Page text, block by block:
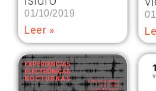
01/10/2019
Leer »